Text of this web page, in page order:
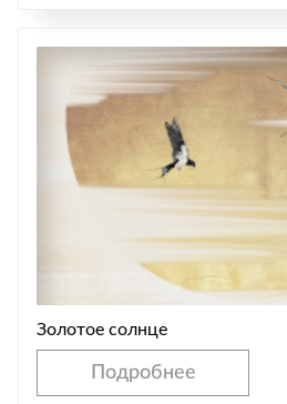
Золотое солнце
Подробнее